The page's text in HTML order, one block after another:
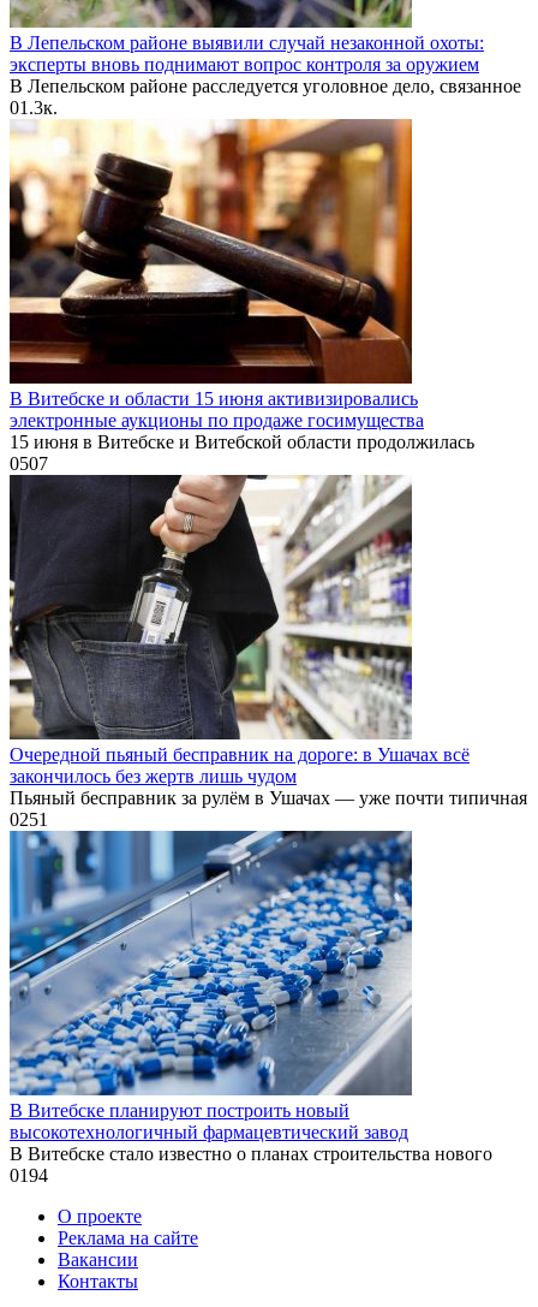
В Лепельском районе выявили случай незаконной охоты:
эксперты вновь поднимают вопрос контроля за оружием
В Лепельском районе расследуется уголовное дело, связанное
01.3к.
В Витебске и области 15 июня активизировались
электронные аукционы по продаже госимущества
15 июня в Витебске и Витебской области продолжилась
0507
Очередной пьяный бесправник на дороге: в Ушачах всё
закончилось без жертв лишь чудом
Пьяный бесправник за рулём в Ушачах — уже почти типичная
0251
В Витебске планируют построить новый
высокотехнологичный фармацевтический завод
В Витебске стало известно о планах строительства нового
0194
О проекте
Реклама на сайте
Вакансии
Контакты